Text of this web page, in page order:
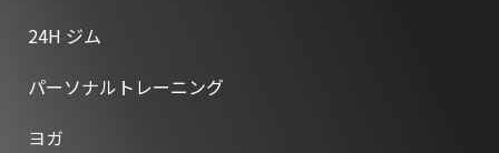
24H ジム
パーソナルトレーニング
ヨガ